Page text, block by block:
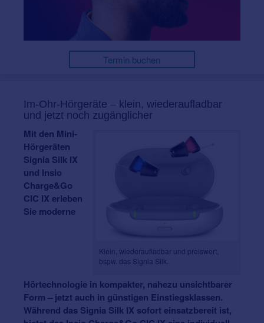
Termin buchen
Im-Ohr-Hörgeräte – klein, wiederaufladbar
und jetzt noch zugänglicher
Klein, wiederaufladbar und preiswert,
bspw. das Signia Silk.
Mit den Mini-
Hörgeräten
Signia Silk IX
und Insio
Charge&Go
CIC IX erleben
Sie moderne
Hörtechnologie in kompakter, nahezu unsichtbarer
Form – jetzt auch in günstigen Einstiegsklassen.
Während das Signia Silk IX sofort einsatzbereit ist,